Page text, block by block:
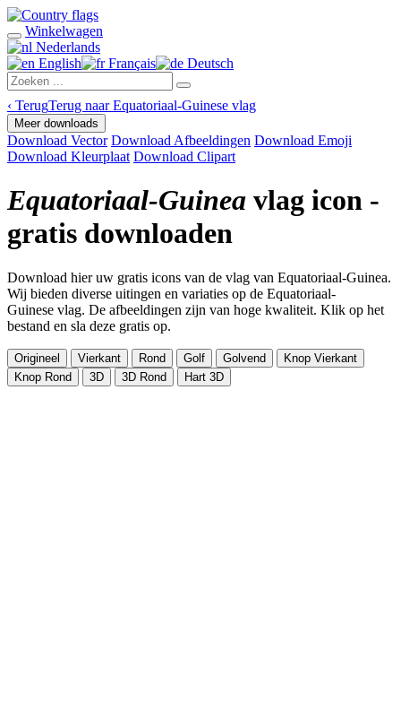
Winkelwagen
Nederlands
English
Français Deutsch
‹ TerugTerug naar Equatoriaal-Guinese vlag
Meer downloads
Download Vector Download Afbeeldingen Download Emoji
Download Kleurplaat Download Clipart
Equatoriaal-Guinea vlag icon -
gratis downloaden
Download hier uw gratis icons van de vlag van Equatoriaal-Guinea.
Wij bieden diverse uitingen en variaties op de Equatoriaal-
Guinese vlag. De afbeeldingen zijn van hoge kwaliteit. Klik op het
bestand en sla deze gratis op.
Origineel Vierkant Rond Golf Golvend
Knop Vierkant
Knop Rond
3D 3D Rond Hart 3D